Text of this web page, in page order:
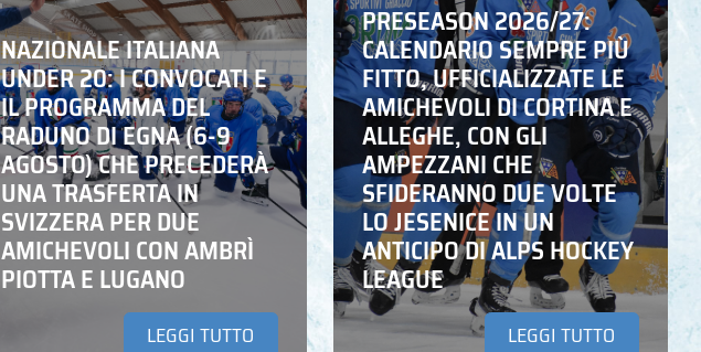
NAZIONALE ITALIANA
UNDER 20: I CONVOCATI E
IL PROGRAMMA DEL
RADUNO DI EGNA (6-9
AGOSTO) CHE PRECEDERÀ
UNA TRASFERTA IN
SVIZZERA PER DUE
AMICHEVOLI CON AMBRÌ
PIOTTA E LUGANO
LEGGI TUTTO
PRESEASON 2026/27:
CALENDARIO SEMPRE PIÙ
FITTO, UFFICIALIZZATE LE
AMICHEVOLI DI CORTINA E
ALLEGHE, CON GLI
AMPEZZANI CHE
SFIDERANNO DUE VOLTE
LO JESENICE IN UN
ANTICIPO DI ALPS HOCKEY
LEAGUE
LEGGI TUTTO